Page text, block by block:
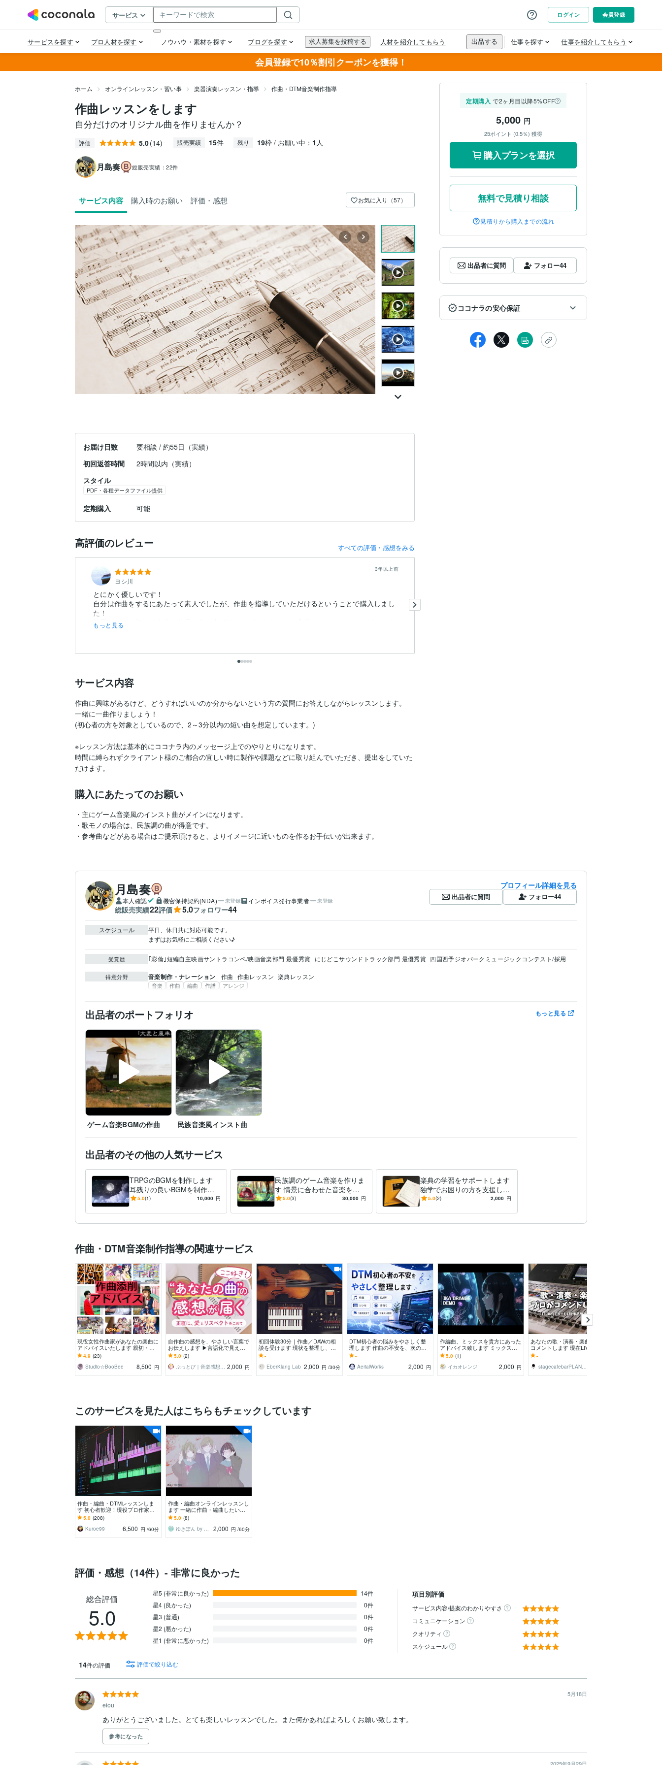
会員登録で10％割引クーポンを獲得！
ホーム オンラインレッスン・習い事 楽器演奏レッスン・指導 作曲・DTM音楽制作指導
作曲レッスンをします
自分だけのオリジナル曲を作りませんか？
評価 5.0(14) 販売実績 15件 残り 19枠 / お願い中： 1 人
月島奏 総販売実績：22件
サービス内容 購入時のお願い 評価・感想 お気に入り（57）
お届け日数
要相談 / 約55日（実績）
初回返答時間
2時間以内（実績）
スタイル
PDF・各種データファイル提供
定期購入 可能
高評価のレビュー すべての評価・感想をみる
ヨシ川
3年以上前
とにかく優しいです！
自分は作曲をするにあたって素人でしたが、作曲を指導していただけるということで購入しまし
た！
結果として、初めて自分の作品を作り上げることができました！非常にオススメのサービスとな
っております！
もっと見る
サービス内容
作曲に興味があるけど、どうすればいいのか分からないという方の質問にお答えしながらレッスンします。
一緒に一曲作りましょう！
(初心者の方を対象としているので、2～3分以内の短い曲を想定しています。)
※レッスン方法は基本的にココナラ内のメッセージ上でのやりとりになります。
時間に縛られずクライアント様のご都合の宜しい時に製作や課題などに取り組んでいただき、提出をしていた
だけます。
購入にあたってのお願い
・主にゲーム音楽風のインスト曲がメインになります。
・歌モノの場合は、民族調の曲が得意です。
・参考曲などがある場合はご提示頂けると、よりイメージに近いものを作るお手伝いが出来ます。
定期購入 で2ヶ月目以降5%OFF
5,000 円
25ポイント (0.5％) 獲得
購入プランを選択
無料で見積り相談
見積りから購入までの流れ
出品者に質問 フォロー44
ココナラの安心保証
月島奏
本人確認 機密保持契約(NDA) 未登録 インボイス発行事業者 未登録
総販売実績22評価 5.0フォロワー44
プロフィール詳細を見る
出品者に質問 フォロー44
スケジュール
平日、休日共に対応可能です。
まずはお気軽にご相談ください♪
受賞歴 ｢彩倫｣短編自主映画サントラコンペ/映画音楽部門 最優秀賞 にじどこサウンドトラック部門 最優秀賞 四国西予ジオパークミュージックコンテスト/採用
得意分野 音楽制作・ナレーション 作曲 作曲レッスン 楽典レッスン
音楽 作曲 編曲 作譜 アレンジ
出品者のポートフォリオ もっと見る
ゲーム音楽BGMの作曲 民族音楽風インスト曲
出品者のその他の人気サービス
TRPGのBGMを制作します
耳残りの良いBGMを制作し
ます！
5.0(1) 10,000 円
民族調のゲーム音楽を作りま
す 情景に合わせた音楽を提
供致します！
5.0(3) 30,000 円
楽典の学習をサポートします
独学でお困りの方を支援しま
す！
5.0(2) 2,000 円
作曲・DTM音楽制作指導の関連サービス
現役女性作曲家があなたの楽曲に
アドバイスいたします 親切・丁
寧を第一にしています！初心者の
方もお気軽にどうぞ☆彡
4.9 (23)
Studio☆BooBee
8,500 円
自作曲の感想を、やさしい言葉で
お伝えします ▶︎言語化で見えて
くる、あなたの曲の魅力
5.0 (2)
ぶっとび｜音楽感想＆マスタリング 2,000 円
初回体験30分｜作曲／DAWの相
談を受けます 現状を整理し、次
の手順を提示【気軽にお試しくだ
さい】
-
EberKlang Lab 2,000 円 /30分
DTM初心者の悩みをやさしく整
理します 作曲の不安を、次の一
歩に変えます
-
AerialWorks
2,000 円
作編曲、ミックスを貴方にあった
アドバイス致します ミックスや
マスタリング脳力爆上げします！
5.0 (1)
イカオレンジ
2,000 円
あなたの歌・演奏・楽曲にプロが
コメントします 現在LIVEハウス
運営をしている、元プロが聴きま
す！
-
stagecafebarPLANE9
このサービスを見た人はこちらもチェックしています
作曲・編曲・DTMレッスンしま
す 初心者歓迎！現役プロ作家のS
tudio Oneレッスンです
5.0 (208)
Kuroe99
6,500 円 /60分
作曲・編曲オンラインレッスンし
ます 一緒に作曲・編曲したい方
を濃厚サポート！
5.0 (8)
ゆきぽん by Lizu music
2,000 円 /60分
評価・感想（14件）- 非常に良かった
総合評価
5.0
星5 (非常に良かった)
14件
星4 (良かった)
0件
星3 (普通)
0件
星2 (悪かった)
0件
星1 (非常に悪かった)
0件
項目別評価
サービス内容/提案のわかりやすさ
コミュニケーション
クオリティ
スケジュール
14件の評価 評価で絞り込む
5月18日
eiou
ありがとうございました。とても楽しいレッスンでした。また何かあればよろしくお願い致します。
参考になった